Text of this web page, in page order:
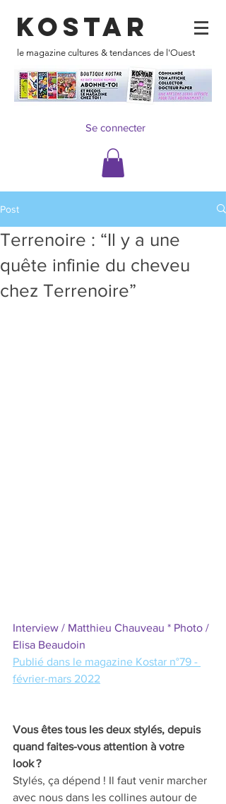
KOSTAR
le magazine cultures & tendances de l'Ouest
Se connecter
Post
Terrenoire : “Il y a une
quête infinie du cheveu
chez Terrenoire”
Interview / Matthieu Chauveau * Photo /
Elisa Beaudoin
Publié dans le magazine Kostar n°79 -
février-mars 2022
Vous êtes tous les deux stylés, depuis
quand faites-vous attention à votre
look ?
Stylés, ça dépend ! Il faut venir marcher
avec nous dans les collines autour de